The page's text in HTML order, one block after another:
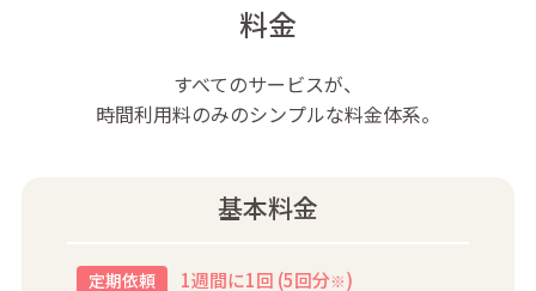
料金
すべてのサービスが、
時間利用料のみのシンプルな料金体系。
基本料金
定期依頼 1週間に1回 (5回分※)